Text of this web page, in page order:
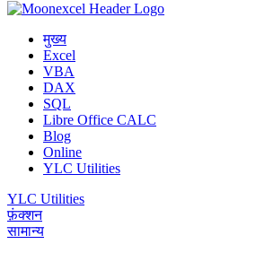
मुख्य
Excel
VBA
DAX
SQL
Libre Office CALC
Blog
Online
YLC Utilities
YLC Utilities
फ़ंक्शन
सामान्य